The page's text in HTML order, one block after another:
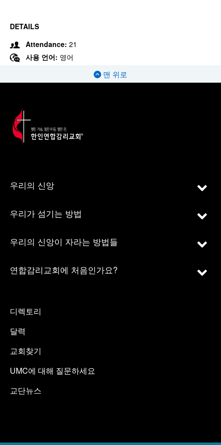
DETAILS
Attendance: 21
사용 언어: 영어
맨 위로
우리의 신앙
우리가 섬기는 방법
우리의 신앙이 자라는 방법들
연합감리교회에 처음인가요?
디렉토리
달력
교회찾기
UMC에 대해 질문하세요
교단뉴스